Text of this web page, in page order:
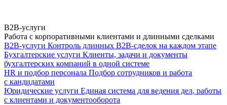
B2B-услуги
Работа с корпоративными клиентами и длинными сделками
B2B-услуги Контроль длинных B2B-сделок на каждом этапе
Бухгалтерские услуги Клиенты, задачи и документы
бухгалтерских компаний в одной системе
HR и подбор персонала Подбор сотрудников и работа
с кандидатами
Юридические услуги Единая система для ведения дел, работы
с клиентами и документооборота